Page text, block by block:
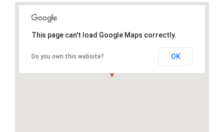
This page can't load Google Maps correctly.
Do you own this website? OK